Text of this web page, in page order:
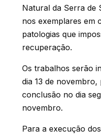
Natural da Serra de
nos exemplares em
patologias que
recuperação.
Os trabalhos serão
dia 13 de
conclusão no dia
novembro.
Para a execução